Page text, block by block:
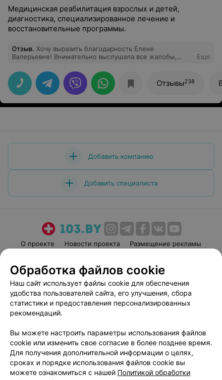
Медицинская реабилитация взрослых и детей,
диагностика, специализированное лечение и
восстановительные программы.
Отзыв. Хочу выразить благодарность Елене
Валерьевне! Внимательно выслушала все жалобы,
приходить к таким высококвалифицированным
специалистам и знать, что тебе помогут! Спасибо
большое!
Еще
Отзывы238
Добавить компанию
Добавить специалиста
О проекте Новости проекта
Размещение рекламы
Пользовательское соглашение
Способы оплаты
Вакансии
Партнеры
Написать руководителю 103.by
Обработка персональных данных
Обработка файлов cookie
Наш сайт использует файлы cookie для обеспечения
удобства пользователей сайта, его улучшения, сбора
статистики и предоставления персонализированных
рекомендаций.
Вы можете настроить параметры использования файлов
cookie или изменить свое согласие в более позднее время.
Для получения дополнительной информации о целях,
сроках и порядке использования файлов cookie вы
можете ознакомиться с нашей Политикой обработки